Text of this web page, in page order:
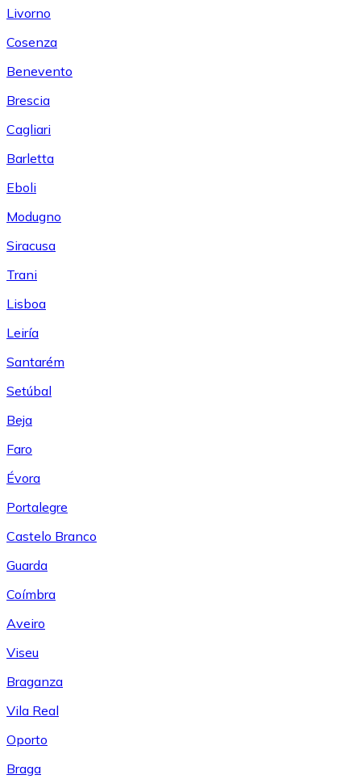
Livorno
Cosenza
Benevento
Brescia
Cagliari
Barletta
Eboli
Modugno
Siracusa
Trani
Lisboa
Leiría
Santarém
Setúbal
Beja
Faro
Évora
Portalegre
Castelo Branco
Guarda
Coímbra
Aveiro
Viseu
Braganza
Vila Real
Oporto
Braga